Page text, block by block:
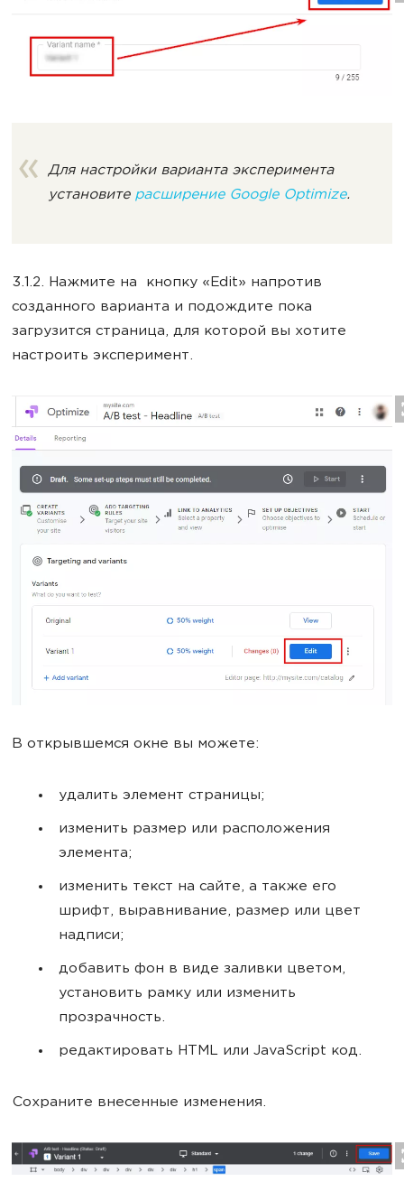
Для настройки варианта эксперимента
установите расширение Google Optimize.
3.1.2. Нажмите на кнопку «Edit» напротив
созданного варианта и подождите пока
загрузится страница, для которой вы хотите
настроить эксперимент.
В открывшемся окне вы можете:
удалить элемент страницы;
изменить размер или расположения
элемента;
изменить текст на сайте, а также его
шрифт, выравнивание, размер или цвет
надписи;
добавить фон в виде заливки цветом,
установить рамку или изменить
прозрачность.
редактировать HTML или JavaScript код.
Сохраните внесенные изменения.